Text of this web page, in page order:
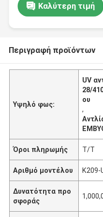
Καλύτερη τιμή
Περιγραφή προϊόντων
Υψηλό φως:
UV
28/
ου
,
Όροι πληρωμής T/T
Αριθμό μοντέλου K209-
Δυνατότητα προ
σφοράς